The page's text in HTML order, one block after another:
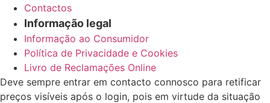
Contactos
Informação legal
Informação ao Consumidor
Política de Privacidade e Cookies
Livro de Reclamações Online
Deve sempre entrar em contacto connosco para retificar
preços visíveis após o login, pois em virtude da situação